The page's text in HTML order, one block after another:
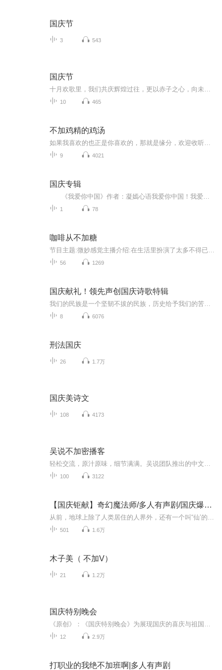
国庆节
3 543
国庆节
10 465
不加鸡精的鸡汤
9 4021
国庆专辑
1 78
咖啡从不加糖
56 1269
国庆献礼！领先声创国庆诗歌特辑
8 6076
刑法国庆
26 1.7万
国庆美诗文
108 4173
吴说不加密播客
100 3122
【国庆钜献】奇幻魔法师/多人有声剧/国庆爆更七天乐
501 1.6万
木子美（ 不加V）
21 1.2万
国庆特别晚会
12 2.9万
打职业的我绝不加班啊|多人有声剧